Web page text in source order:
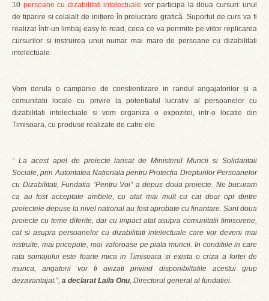
10 persoane cu dizabilitati intelectuale vor participa la doua cursuri: unul
de tiparire si celalalt de inițiere în prelucrare grafică. Suportul de curs va fi
realizat într-un limbaj easy to read, ceea ce va perrmite pe viitor replicarea
cursurilor si instruirea unui numar mai mare de persoane cu dizabilitati
intelectuale.
Vom derula o campanie de constientizare in randul angajatorilor și a
comunitatii locale cu privire la potentialul lucrativ al persoanelor cu
dizabilitati intelectuale si vom organiza o expozitei, intr-o locatie din
Timisoara, cu produse realizate de catre ele.
“ La acest apel de proiecte lansat de Ministerul Muncii si Solidaritaii
Sociale, prin Autoritatea Naționala pentru Protecția Drepturilor Persoanelor
cu Dizabilitati, Fundatia “Pentru Voi” a depus doua proiecte. Ne bucuram
ca au fost acceptate ambele, cu atat mai mult cu cat doar opt dintre
proiectele depuse la nivel national au fost aprobate cu finantare. Sunt doua
proiecte cu teme diferite, dar cu impact atat asupra comunitatii timisorene,
cat si asupra persoanelor cu dizabilitati intelectuale care vor deveni mai
instruite, mai pricepute, mai valoroase pe piata muncii. In conditiile in care
rata somajului este foarte mica in Timisoara si exista o criza a fortei de
munca, angatorii vor fi avizati privind disponibiltatile acestui grup
dezavantajat.”, a declarat Laila Onu, Directorul general al fundatiei.